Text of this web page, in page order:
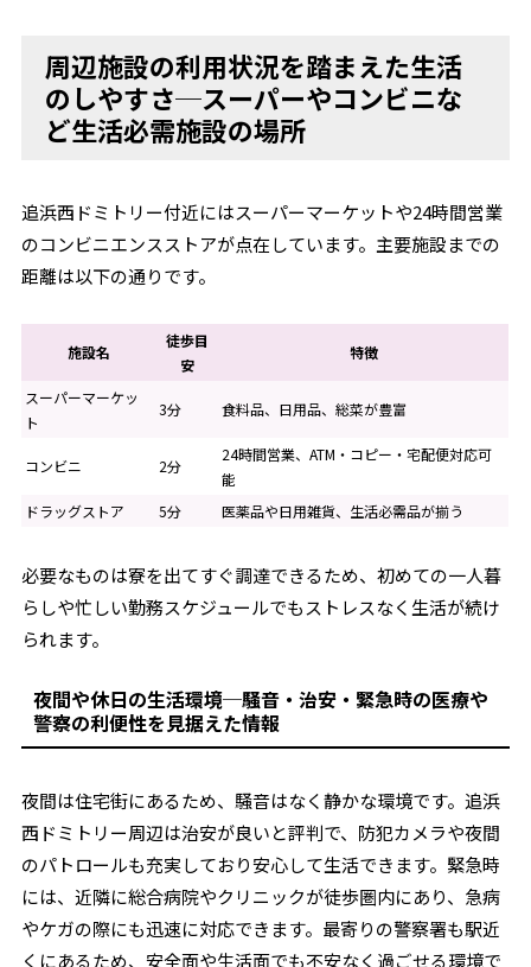
周辺施設の利用状況を踏まえた生活
のしやすさ─スーパーやコンビニな
ど生活必需施設の場所
追浜西ドミトリー付近にはスーパーマーケットや24時間営業
のコンビニエンスストアが点在しています。主要施設までの
距離は以下の通りです。
施設名
徒歩目
安
特徴
スーパーマーケッ
ト
3分 食料品、日用品、総菜が豊富
コンビニ 2分
24時間営業、ATM・コピー・宅配便対応可
能
ドラッグストア
5分 医薬品や日用雑貨、生活必需品が揃う
必要なものは寮を出てすぐ調達できるため、初めての一人暮
らしや忙しい勤務スケジュールでもストレスなく生活が続け
られます。
夜間や休日の生活環境─騒音・治安・緊急時の医療や
警察の利便性を見据えた情報
夜間は住宅街にあるため、騒音はなく静かな環境です。追浜
西ドミトリー周辺は治安が良いと評判で、防犯カメラや夜間
のパトロールも充実しており安心して生活できます。緊急時
には、近隣に総合病院やクリニックが徒歩圏内にあり、急病
やケガの際にも迅速に対応できます。最寄りの警察署も駅近
くにあるため、安全面や生活面でも不安なく過ごせる環境で